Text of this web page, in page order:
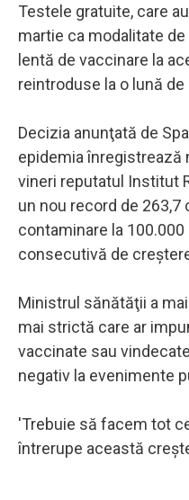
Testele gratuite, care
martie ca modalitate
lentă de vaccinare la
reintroduse la o lună
Decizia anunţată de
epidemia înregistrează
vineri reputatul Institut
un nou record de
contaminare la
consecutivă de
Ministrul sănătăţii a
mai strictă care ar
vaccinate sau
negativ la evenimente
'Trebuie să facem tot
întrerupe această